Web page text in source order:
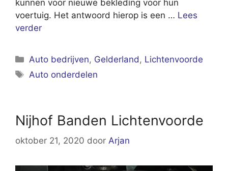
kunnen voor nieuwe bekleding voor hun
voertuig. Het antwoord hierop is een … Lees
verder
Categorieën
Auto bedrijven, Gelderland , Lichtenvoorde
Tags
Auto onderdelen
Nijhof Banden Lichtenvoorde
oktober 21, 2020 door Arjan